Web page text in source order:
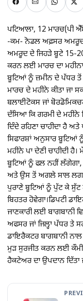
ਪਟਿਆਲਾ, 12 ਮਾਰਚ(ਪੀ
-ਕਮ- ਨੋਡਲ ਅਫ਼ਸਰ ਅਮਰੂਦ
ਅਮਰੂਦ ਦੇ ਜਿਹੜੇ ਬੂਟੇ 15-
ਕਰਨ ਲਈ ਮਾਰਚ ਦਾ
ਬੂਟਿਆਂ ਨੂੰ ਜ਼ਮੀਨ ਦੇ ਪੱਧਰ
ਮਾਰਚ ਦੇ ਮਹੀਨੇ ਕੀਤਾ ਜਾ
ਬਲਾਈਟੋਕਸ ਜਾਂ ਬੋਰਡੋਮਿਕਚਰ
ਦੱਸਿਆ ਕਿ ਗਰਮੀ ਦੇ ਮਹੀਨੇ
ਦਿੰਦੇ ਰਹਿਣਾ ਚਾਹੀਦਾ ਹੈ
ਸਿਫਾਰਸ਼ਾਂ ਅਨੁਸਾਰ
ਮਹੀਨੇ ਪਾ ਦੇਣੀ ਚਾਹੀਦੀ
ਬੂਟਿਆਂ ਨੂੰ ਫਲ ਨਹੀਂ
ਅਤੇ ਉਸ ਤੋਂ ਅਗਲੇ ਸਾਲ
ਪੁਰਾਣੇ ਬੂਟਿਆਂ ਨੂੰ ਪੁੱਟ ਕੇ ਸੁੱਟ
ਬਿਹਤਰ ਹੋਵੇਗਾ।ਡਿਪਟੀ
ਜਾਣਕਾਰੀ ਲਈ ਬਾਗਬਾਨੀ
ਅਫਸਰ ਜਾਂ ਜਿਲ੍ਹਾ ਪੱਧਰ ਤੇ
ਡਾਇਰੈਕਟਰ ਬਾਗਬਾਨੀ
ਮੁੜ ਸੁਰਜੀਤ ਕਰਨ ਲਈ ਕੌਮੀ
ਹੈਕਟੇਅਰ ਦਾ ਉਪਦਾਨ ਦਿੱਤਾ